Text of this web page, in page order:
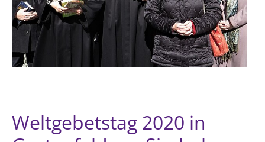
Weltgebetstag 2020 in